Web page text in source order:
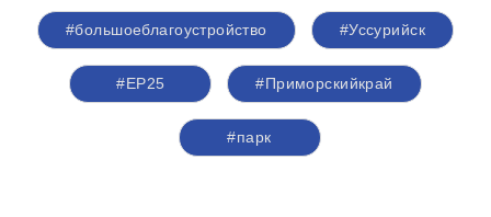
#большоеблагоустройство #Уссурийск
#ЕР25 #Приморскийкрай
#парк